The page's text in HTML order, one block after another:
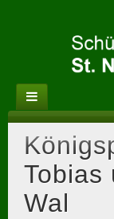
Tobias
Wal